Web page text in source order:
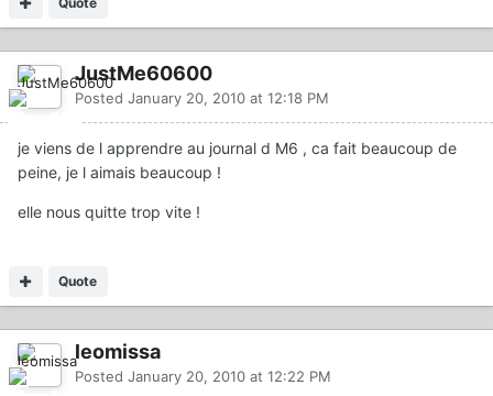
JustMe60600
Posted January 20, 2010 at 12:18 PM
je viens de l apprendre au journal d M6 , ca fait beaucoup de
peine, je l aimais beaucoup !
elle nous quitte trop vite !
Quote
leomissa
Posted January 20, 2010 at 12:22 PM